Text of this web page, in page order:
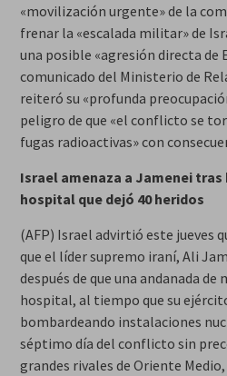
«movilización urgente» de la
frenar la «escalada militar» de
una posible «agresión directa de
comunicado del Ministerio de
reiteró su «profunda
peligro de que «el conflicto se
fugas radioactivas» con
Israel amenaza a Jamenei
hospital que dejó 40 heridos
(AFP) Israel advirtió este jueves
que el líder supremo iraní, Ali
después de que una andanada
hospital, al tiempo que su
bombardeando instalaciones
séptimo día del conflicto sin
grandes rivales de Oriente